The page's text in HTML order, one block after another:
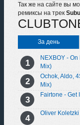
Так же на сайте вы
ремиксы на трек
За день
NEXBOY -
Mix)
Ochok, Aldo,
Mix)
Fairtone - Get
Oliver